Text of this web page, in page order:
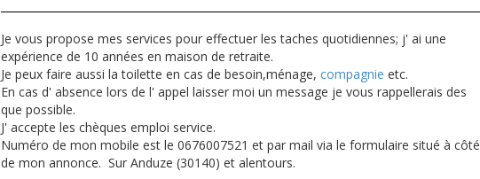
Je vous propose mes services pour effectuer les taches quotidiennes; j' ai une
expérience de 10 années en maison de retraite.
Je peux faire aussi la toilette en cas de besoin,ménage, compagnie etc.
En cas d' absence lors de l' appel laisser moi un message je vous rappellerais des
que possible.
J' accepte les chèques emploi service.
Numéro de mon mobile est le 0676007521 et par mail via le formulaire situé à côté
de mon annonce. Sur Anduze (30140) et alentours.